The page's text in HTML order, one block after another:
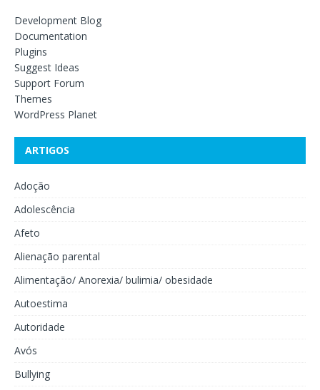
Development Blog
Documentation
Plugins
Suggest Ideas
Support Forum
Themes
WordPress Planet
ARTIGOS
Adoção
Adolescência
Afeto
Alienação parental
Alimentação/ Anorexia/ bulimia/ obesidade
Autoestima
Autoridade
Avós
Bullying